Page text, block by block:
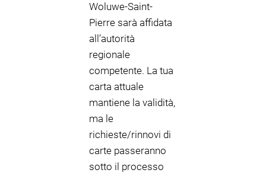
Woluwe-Saint-
Pierre sarà affidata
all’autorità
regionale
competente. La tua
carta attuale
mantiene la validità,
ma le
richieste/rinnovi di
carte passeranno
sotto il processo